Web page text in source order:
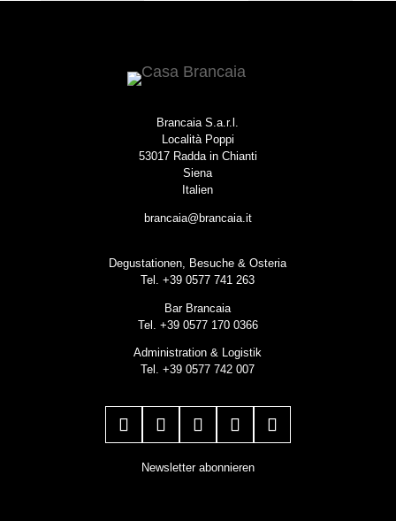
Brancaia S.a.r.l.
Località Poppi
53017 Radda in Chianti
Siena
Italien
brancaia@brancaia.it
Degustationen, Besuche & Osteria
Tel. +39 0577 741 263
Bar Brancaia
Tel. +39 0577 170 0366
Administration & Logistik
Tel. +39 0577 742 007
Newsletter abonnieren